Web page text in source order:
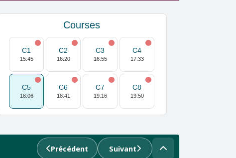
Courses
C1
15:45
C2
16:20
C3
16:55
C4
17:33
C5
18:06
C6
18:41
C7
19:16
C8
19:50
Précédent Suivant